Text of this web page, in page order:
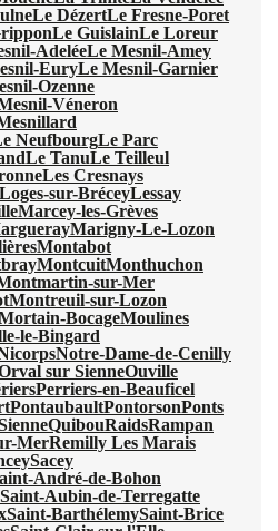
Le DézertLe Fresne-Poret
Le GuislainLe Loreur
AdeléeLe Mesnil-Amey
EuryLe Mesnil-Garnier
Ozenne
Véneron
NeufbourgLe Parc
Le TanuLe Teilleul
Les Cresnays
sur-BréceyLessay
Marcey-les-Grèves
Marigny-Le-Lozon
Montabot
MontcuitMonthuchon
sur-Mer
Montreuil-sur-Lozon
BocageMoulines
le-Bingard
Notre-Dame-de-Cenilly
sur SienneOuville
Perriers-en-Beauficel
PontaubaultPontorsonPonts
QuibouRaidsRampan
MerRemilly Les Marais
Sacey
André-de-Bohon
Saint-Aubin-de-Terregatte
Saint-BarthélemySaint-Brice